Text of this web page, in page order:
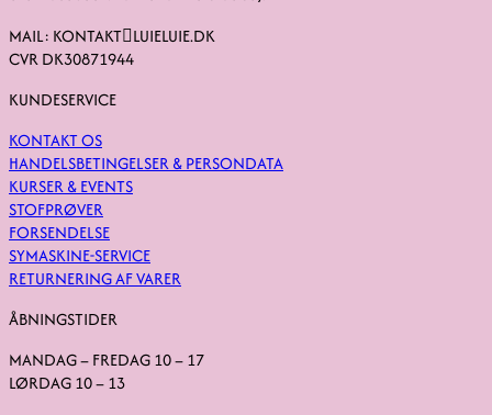
MAIL: KONTAKTLUIELUIE.DK
CVR DK30871944
KUNDESERVICE
KONTAKT OS
HANDELSBETINGELSER & PERSONDATA
KURSER & EVENTS
STOFPRØVER
FORSENDELSE
SYMASKINE-SERVICE
RETURNERING AF VARER
ÅBNINGSTIDER
MANDAG – FREDAG 10 – 17
LØRDAG 10 – 13